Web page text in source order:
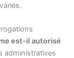
est-il autorisé
administratives